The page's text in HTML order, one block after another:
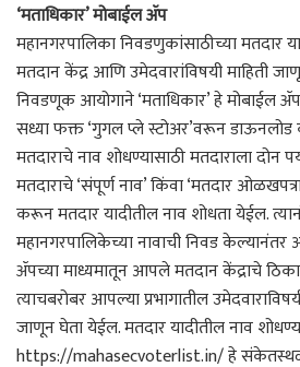
‘मताधिकार’ मोबाईल ॲप
महानगरपालिका निवडणुकांसाठीच्या मतदार
मतदान केंद्र आणि उमेदवारांविषयी माहिती
निवडणूक आयोगाने ‘मताधिकार’ हे
सध्या फक्त ‘गुगल प्ले स्टोअर’वरून डाऊनलोड
मतदाराचे नाव शोधण्यासाठी मतदाराला दोन
मतदाराचे ‘संपूर्ण नाव’ किंवा ‘मतदार
करून मतदार यादीतील नाव शोधता येईल.
महानगरपालिकेच्या नावाची निवड
ॲपच्या माध्यमातून आपले मतदान केंद्राचे
त्याचबरोबर आपल्या प्रभागातील
जाणून घेता येईल. मतदार यादीतील नाव
https://mahasecvoterlist.in/ हे